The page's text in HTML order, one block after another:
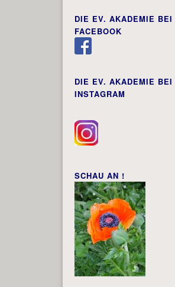
DIE EV. AKADEMIE BEI
FACEBOOK
DIE EV. AKADEMIE BEI
INSTAGRAM
SCHAU AN !